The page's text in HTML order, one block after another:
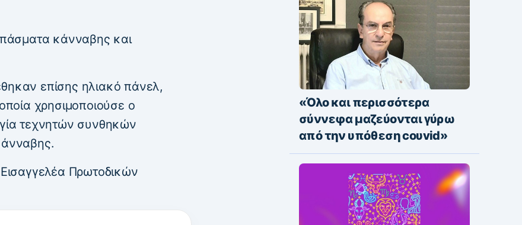
κάνναβης και
επίσης ηλιακό πάνελ,
χρησιμοποιούσε ο
τεχνητών συνθηκών
Πρωτοδικών
«Όλο και περισσότερα
σύννεφα μαζεύονται γύρω
από την υπόθεση coυvid»